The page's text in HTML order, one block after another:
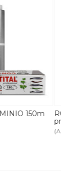
ROTOLO
(ART.